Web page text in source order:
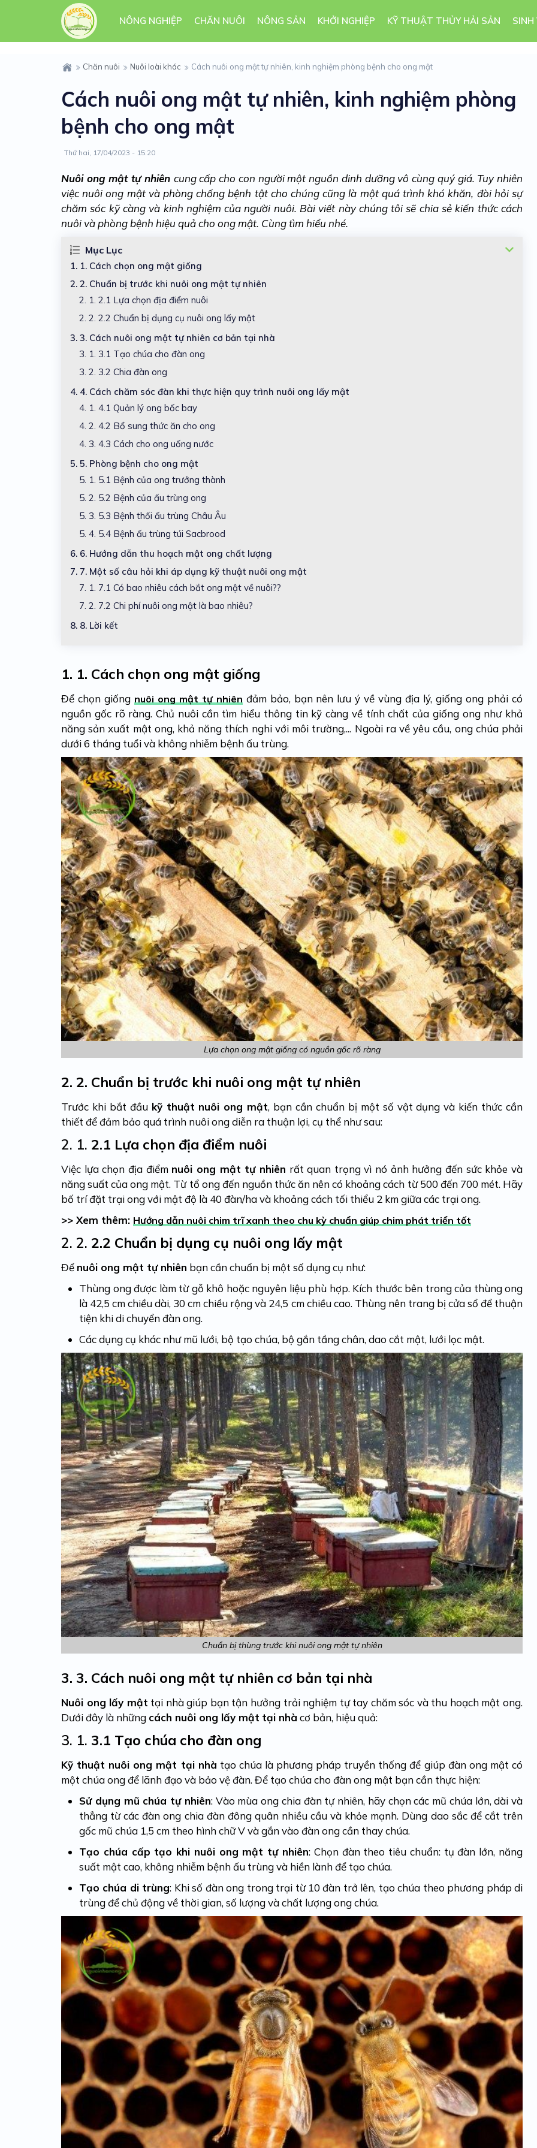
NÔNG NGHIỆP CHĂN NUÔI NÔNG SẢN KHỞI NGHIỆP KỸ THUẬT THỦY HẢI SẢN
Chăn nuôi Nuôi loài khác Cách nuôi ong mật tự nhiên, kinh nghiệm phòng bệnh cho ong mật
Cách nuôi ong mật tự nhiên, kinh nghiệm phòng
bệnh cho ong mật
Thứ hai, 17/04/2023 - 15:20
Nuôi ong mật tự nhiên cung cấp cho con người một nguồn dinh dưỡng vô cùng quý giá. Tuy nhiên
việc nuôi ong mật và phòng chống bệnh tật cho chúng cũng là một quá trình khó khăn, đòi hỏi sự
chăm sóc kỹ càng và kinh nghiệm của người nuôi. Bài viết này chúng tôi sẽ chia sẻ kiến thức cách
nuôi và phòng bệnh hiệu quả cho ong mật. Cùng tìm hiểu nhé.
Mục Lục
1. 1. Cách chọn ong mật giống
2. 2. Chuẩn bị trước khi nuôi ong mật tự nhiên
2. 1. 2.1 Lựa chọn địa điểm nuôi
2. 2. 2.2 Chuẩn bị dụng cụ nuôi ong lấy mật
3. 3. Cách nuôi ong mật tự nhiên cơ bản tại nhà
3. 1. 3.1 Tạo chúa cho đàn ong
3. 2. 3.2 Chia đàn ong
4. 4. Cách chăm sóc đàn khi thực hiện quy trình nuôi ong lấy mật
4. 1. 4.1 Quản lý ong bốc bay
4. 2. 4.2 Bổ sung thức ăn cho ong
4. 3. 4.3 Cách cho ong uống nước
5. 5. Phòng bệnh cho ong mật
5. 1. 5.1 Bệnh của ong trưởng thành
5. 2. 5.2 Bệnh của ấu trùng ong
5. 3. 5.3 Bệnh thối ấu trùng Châu Âu
5. 4. 5.4 Bệnh ấu trùng túi Sacbrood
6. 6. Hướng dẫn thu hoạch mật ong chất lượng
7. 7. Một số câu hỏi khi áp dụng kỹ thuật nuôi ong mật
7. 1. 7.1 Có bao nhiêu cách bắt ong mật về nuôi??
7. 2. 7.2 Chi phí nuôi ong mật là bao nhiêu?
8. 8. Lời kết
1. 1. Cách chọn ong mật giống
Để chọn giống nuôi ong mật tự nhiên đảm bảo, bạn nên lưu ý về vùng địa lý, giống ong phải có
nguồn gốc rõ ràng. Chủ nuôi cần tìm hiểu thông tin kỹ càng về tính chất của giống ong như khả
năng sản xuất mật ong, khả năng thích nghi với môi trường,... Ngoài ra về yêu cầu, ong chúa phải
dưới 6 tháng tuổi và không nhiễm bệnh ấu trùng.
Lựa chọn ong mật giống có nguồn gốc rõ ràng
2. 2. Chuẩn bị trước khi nuôi ong mật tự nhiên
Trước khi bắt đầu kỹ thuật nuôi ong mật, bạn cần chuẩn bị một số vật dụng và kiến thức cần
thiết để đảm bảo quá trình nuôi ong diễn ra thuận lợi, cụ thể như sau:
2. 1. 2.1 Lựa chọn địa điểm nuôi
Việc lựa chọn địa điểm nuôi ong mật tự nhiên rất quan trọng vì nó ảnh hưởng đến sức khỏe và
năng suất của ong mật. Từ tổ ong đến nguồn thức ăn nên có khoảng cách từ 500 đến 700 mét. Hãy
bố trí đặt trại ong với mật độ là 40 đàn/ha và khoảng cách tối thiểu 2 km giữa các trại ong.
>> Xem thêm: Hướng dẫn nuôi chim trĩ xanh theo chu kỳ chuẩn giúp chim phát triển tốt
2. 2. 2.2 Chuẩn bị dụng cụ nuôi ong lấy mật
Để nuôi ong mật tự nhiên bạn cần chuẩn bị một số dụng cụ như:
Thùng ong được làm từ gỗ khô hoặc nguyên liệu phù hợp. Kích thước bên trong của thùng ong
là 42,5 cm chiều dài, 30 cm chiều rộng và 24,5 cm chiều cao. Thùng nên trang bị cửa sổ để thuận
tiện khi di chuyển đàn ong.
Các dụng cụ khác như mũ lưới, bộ tạo chúa, bộ gắn tầng chân, dao cắt mật, lưới lọc mật.
Chuẩn bị thùng trước khi nuôi ong mật tự nhiên
3. 3. Cách nuôi ong mật tự nhiên cơ bản tại nhà
Nuôi ong lấy mật tại nhà giúp bạn tận hưởng trải nghiệm tự tay chăm sóc và thu hoạch mật ong.
Dưới đây là những cách nuôi ong lấy mật tại nhà cơ bản, hiệu quả:
3. 1. 3.1 Tạo chúa cho đàn ong
Kỹ thuật nuôi ong mật tại nhà tạo chúa là phương pháp truyền thống để giúp đàn ong mật có
một chúa ong để lãnh đạo và bảo vệ đàn. Để tạo chúa cho đàn ong mật bạn cần thực hiện:
Sử dụng mũ chúa tự nhiên: Vào mùa ong chia đàn tự nhiên, hãy chọn các mũ chúa lớn, dài và
thẳng từ các đàn ong chia đàn đông quân nhiều cầu và khỏe mạnh. Dùng dao sắc để cắt trên
gốc mũ chúa 1,5 cm theo hình chữ V và gắn vào đàn ong cần thay chúa.
Tạo chúa cấp tạo khi nuôi ong mật tự nhiên: Chọn đàn theo tiêu chuẩn: tụ đàn lớn, năng
suất mật cao, không nhiễm bệnh ấu trùng và hiền lành để tạo chúa.
Tạo chúa di trùng: Khi số đàn ong trong trại từ 10 đàn trở lên, tạo chúa theo phương pháp di
trùng để chủ động về thời gian, số lượng và chất lượng ong chúa.